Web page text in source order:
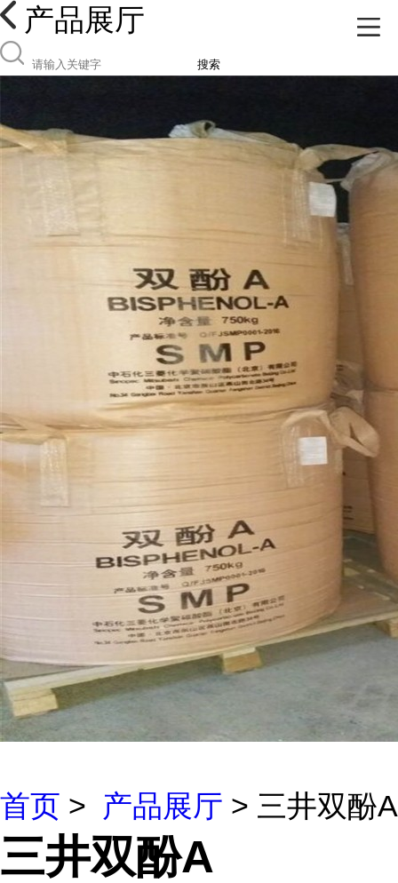
产品展厅
搜索
首页 > 产品展厅 > 三井双酚A
三井双酚A